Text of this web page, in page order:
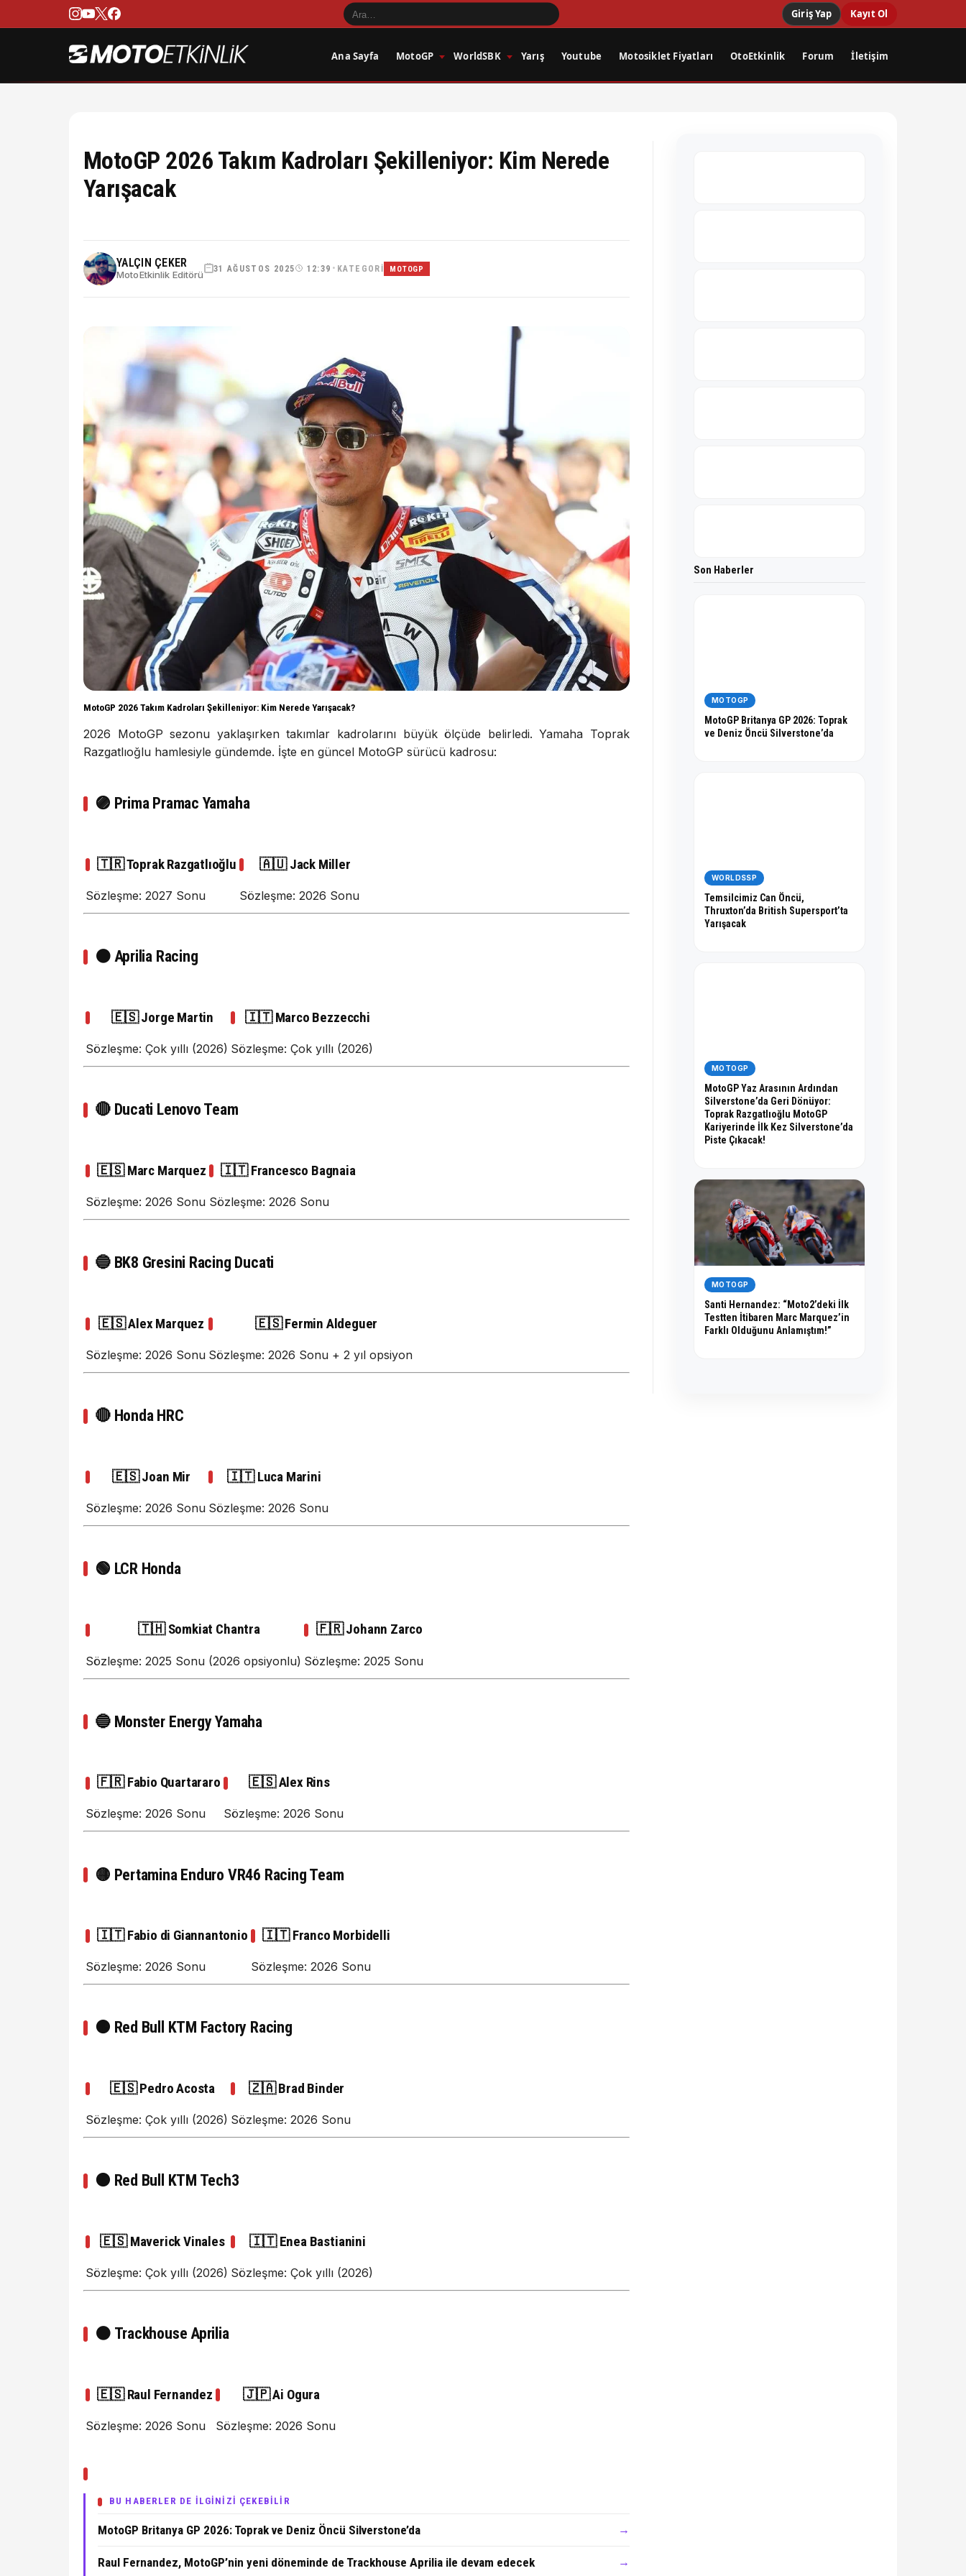
Giriş Yap Kayıt Ol
Ana Sayfa MotoGP WorldSBK Yarış Youtube Motosiklet Fiyatları OtoEtkinlik Forum İletişim
MotoGP 2026 Takım Kadroları Şekilleniyor: Kim Nerede
Yarışacak
YALÇIN ÇEKER
MotoEtkinlik Editörü
31 AĞUSTOS 2025 12:39 • KATEGORI MOTOGP
MotoGP 2026 Takım Kadroları Şekilleniyor: Kim Nerede Yarışacak?
2026 MotoGP sezonu yaklaşırken takımlar kadrolarını büyük ölçüde belirledi. Yamaha Toprak
Razgatlıoğlu hamlesiyle gündemde. İşte en güncel MotoGP sürücü kadrosu:
🟣 Prima Pramac Yamaha
🇹🇷 Toprak Razgatlıoğlu 🇦🇺 Jack Miller
Sözleşme: 2027 Sonu Sözleşme: 2026 Sonu
⚫ Aprilia Racing
🇪🇸 Jorge Martin 🇮🇹 Marco Bezzecchi
Sözleşme: Çok yıllı (2026) Sözleşme: Çok yıllı (2026)
🔴 Ducati Lenovo Team
🇪🇸 Marc Marquez 🇮🇹 Francesco Bagnaia
Sözleşme: 2026 Sonu Sözleşme: 2026 Sonu
🔵 BK8 Gresini Racing Ducati
🇪🇸 Alex Marquez 🇪🇸 Fermin Aldeguer
Sözleşme: 2026 Sonu Sözleşme: 2026 Sonu + 2 yıl opsiyon
🔴 Honda HRC
🇪🇸 Joan Mir 🇮🇹 Luca Marini
Sözleşme: 2026 Sonu Sözleşme: 2026 Sonu
🟢 LCR Honda
🇹🇭 Somkiat Chantra 🇫🇷 Johann Zarco
Sözleşme: 2025 Sonu (2026 opsiyonlu) Sözleşme: 2025 Sonu
🔵 Monster Energy Yamaha
🇫🇷 Fabio Quartararo 🇪🇸 Alex Rins
Sözleşme: 2026 Sonu Sözleşme: 2026 Sonu
🟡 Pertamina Enduro VR46 Racing Team
🇮🇹 Fabio di Giannantonio 🇮🇹 Franco Morbidelli
Sözleşme: 2026 Sonu Sözleşme: 2026 Sonu
🟠 Red Bull KTM Factory Racing
🇪🇸 Pedro Acosta 🇿🇦 Brad Binder
Sözleşme: Çok yıllı (2026) Sözleşme: 2026 Sonu
🟠 Red Bull KTM Tech3
🇪🇸 Maverick Vinales 🇮🇹 Enea Bastianini
Sözleşme: Çok yıllı (2026) Sözleşme: Çok yıllı (2026)
⚫ Trackhouse Aprilia
🇪🇸 Raul Fernandez 🇯🇵 Ai Ogura
Sözleşme: 2026 Sonu Sözleşme: 2026 Sonu
BU HABERLER DE İLGİNİZİ ÇEKEBİLİR
MotoGP Britanya GP 2026: Toprak ve Deniz Öncü Silverstone’da →
Raul Fernandez, MotoGP’nin yeni döneminde de Trackhouse Aprilia ile devam edecek →
Son Haberler
MOTOGP
MotoGP Britanya GP 2026: Toprak
ve Deniz Öncü Silverstone’da
WORLDSSP
Temsilcimiz Can Öncü,
Thruxton’da British Supersport’ta
Yarışacak
MOTOGP
MotoGP Yaz Arasının Ardından
Silverstone’da Geri Dönüyor:
Toprak Razgatlıoğlu MotoGP
Kariyerinde İlk Kez Silverstone’da
Piste Çıkacak!
MOTOGP
Santi Hernandez: “Moto2’deki İlk
Testten İtibaren Marc Marquez’in
Farklı Olduğunu Anlamıştım!”